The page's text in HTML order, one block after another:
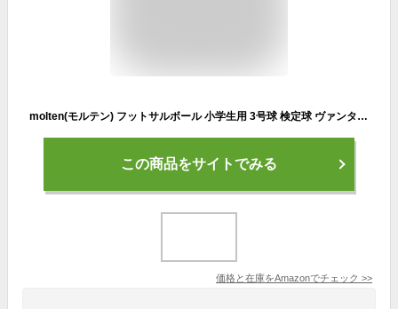
molten(モルテン) フットサルボール 小学生用 3号球 検定球 ヴァンタッジオ3号フットサル3000 ホワイト×ブルー F8A3000
この商品をサイトでみる
価格と在庫をAmazonでチェック >>